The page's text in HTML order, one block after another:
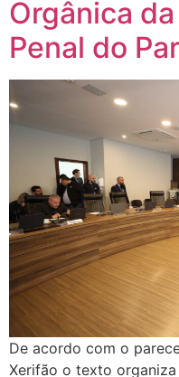
Orgânica
Penal do
De acordo com o
Xerifão o texto